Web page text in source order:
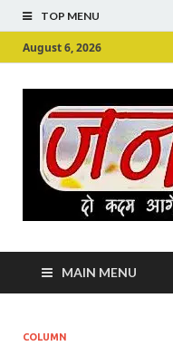
TOP MENU
August 6, 2026
MAIN MENU
COLUMN